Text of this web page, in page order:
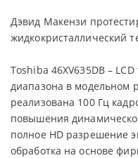
Дэвид Макензи
жидкокристаллический
Toshiba 46XV635DB –
диапазона в модельном
реализована 100 Гц
повышения
полное HD разрешение
обработка на основе